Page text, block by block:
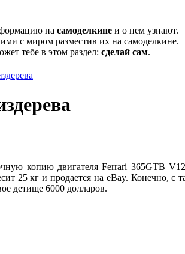
на самоделкине и о нем узнают.
с миром разместив их на самоделкине.
тебе в этом раздел: сделай сам.
копию двигателя Ferrari 365GTB
25 кг и продается на eBay. Конечно, с
детище 6000 долларов.